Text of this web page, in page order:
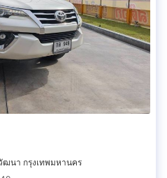
ฒนา กรุงเทพมหานคร